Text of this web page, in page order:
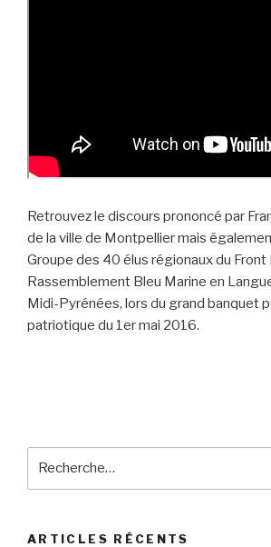
Retrouvez le discours prononcé par
de la ville de Montpellier mais
Groupe des 40 élus régionaux du Front
Rassemblement Bleu Marine en
Midi-Pyrénées, lors du grand banquet
patriotique du 1er mai 2016.
ARTICLES RÉCENTS